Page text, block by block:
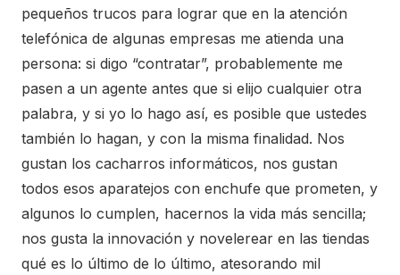
pequeños trucos para lograr que en la atención
telefónica de algunas empresas me atienda una
persona: si digo “contratar”, probablemente me
pasen a un agente antes que si elijo cualquier otra
palabra, y si yo lo hago así, es posible que ustedes
también lo hagan, y con la misma finalidad. Nos
gustan los cacharros informáticos, nos gustan
todos esos aparatejos con enchufe que prometen, y
algunos lo cumplen, hacernos la vida más sencilla;
nos gusta la innovación y novelerear en las tiendas
qué es lo último de lo último, atesorando mil